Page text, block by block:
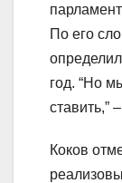
По его
год. “Но
ставить,”
Коков